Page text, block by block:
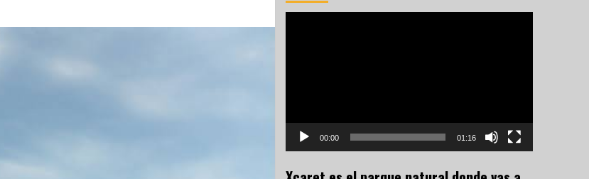
00:00 01:16